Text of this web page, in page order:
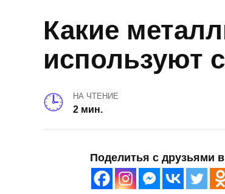
Какие
используют
НА ЧТЕНИЕ
2 мин.
Поделитья с друзьями